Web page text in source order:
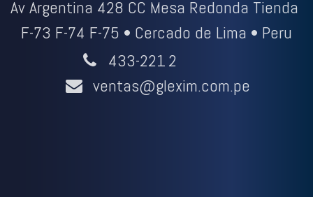
Av Argentina 428 CC Mesa Redonda Tienda
F-73 F-74 F-75 • Cercado de Lima • Peru
433-2212
ventas@glexim.com.pe